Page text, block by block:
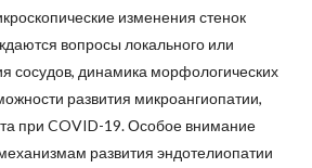
изменения стенок
вопросы локального или
сосудов, динамика морфологических
развития микроангиопатии,
при COVID-19. Особое внимание
развития эндотелиопатии